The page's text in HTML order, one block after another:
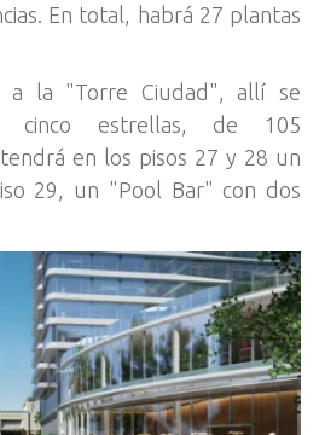
En total, habrá 27 plantas
a la "Torre Ciudad", allí se
cinco estrellas, de 105
en los pisos 27 y 28 un
29, un "Pool Bar" con dos